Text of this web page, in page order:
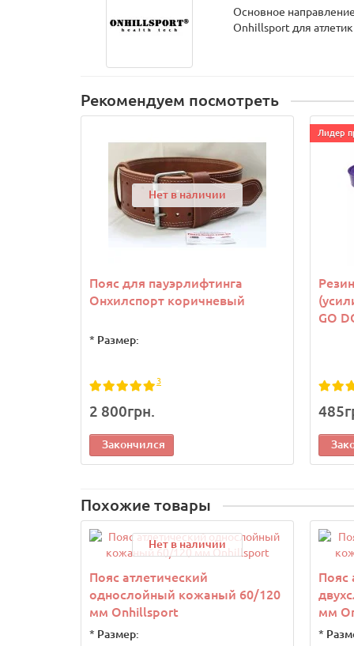
Основное
Onhillsport для
Рекомендуем посмотреть
Нет в наличии
Пояс для пауэрлифтинга
Онхилспорт коричневый
* Размер:
3
2 800грн.
Закончился
Лидер
GO
Похожие товары
Нет в наличии
Пояс атлетический
однослойный кожаный 60/120
мм Onhillsport
* Размер:
Пояс
мм
*